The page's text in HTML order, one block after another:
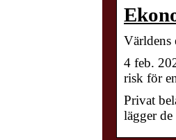
Världens
4 feb.
risk för
Privat
lägger